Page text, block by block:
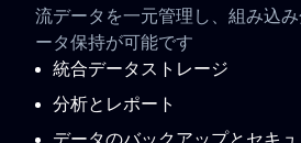
流データを一元管理し、組み込
ータ保持が可能です
統合データストレージ
分析とレポート
データのバックアップとセキュ